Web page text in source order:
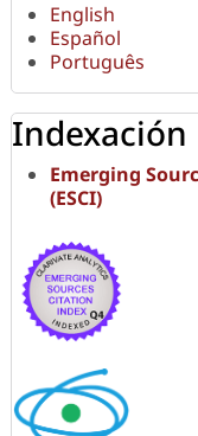
English
Español
Português
Indexación
Emerging
(ESCI)